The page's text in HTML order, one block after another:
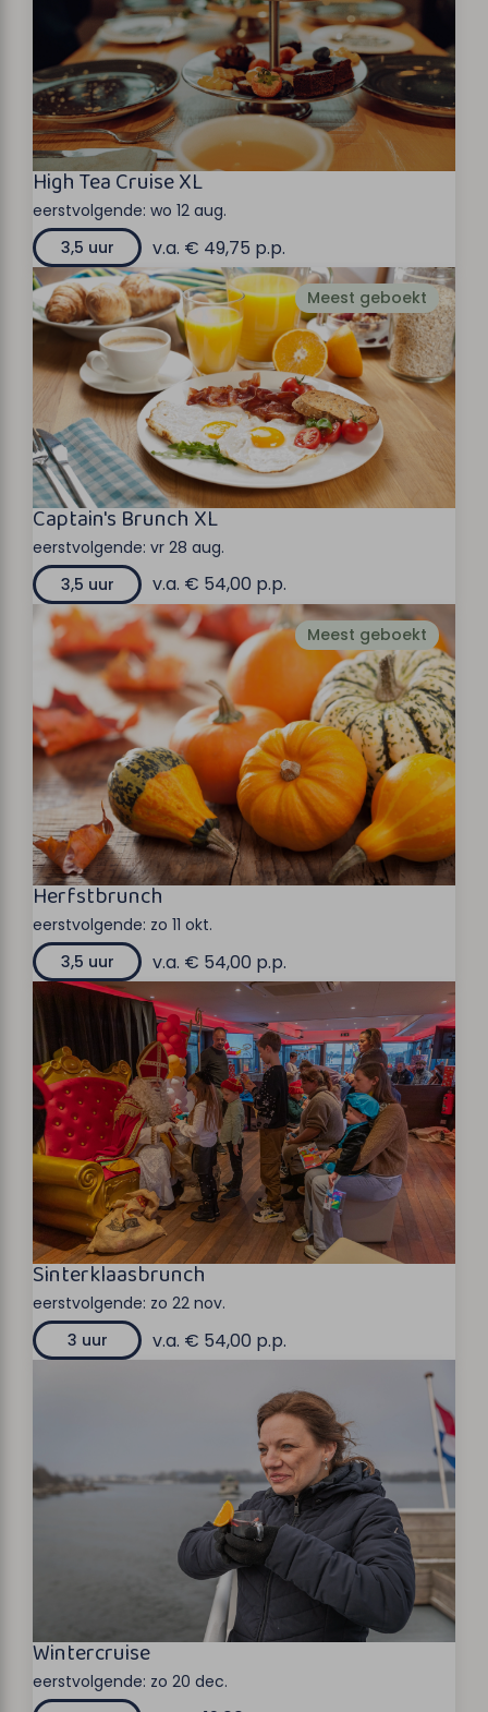
High Tea Cruise XL
eerstvolgende: wo 12 aug.
3,5 uur
v.a. € 49,75 p.p.
Meest geboekt
Captain's Brunch XL
eerstvolgende: vr 28 aug.
3,5 uur
v.a. € 54,00 p.p.
Meest geboekt
Herfstbrunch
eerstvolgende: zo 11 okt.
3,5 uur
v.a. € 54,00 p.p.
Sinterklaasbrunch
eerstvolgende: zo 22 nov.
3 uur
v.a. € 54,00 p.p.
Wintercruise
eerstvolgende: zo 20 dec.